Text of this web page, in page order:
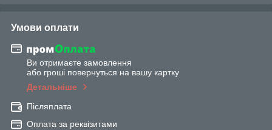
Умови оплати
Ви отримаєте замовлення
або гроші повернуться на вашу картку
Детальніше
Післяплата
Оплата за реквізитами